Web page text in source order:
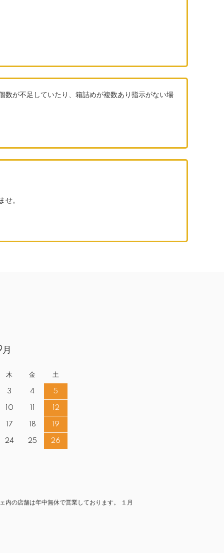
数が不足していたり、箱詰めが複数あり指示がない場
せ。
木 金 土
3 4 5
10 12
17 18 19
24 25 26
の店舗は年中無休で営業しております。 １月